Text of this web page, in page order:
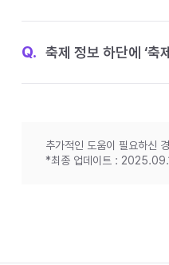
Q. 축제 정보 하단에 ‘축
추가적인 도움이 필요하신
*최종 업데이트 :